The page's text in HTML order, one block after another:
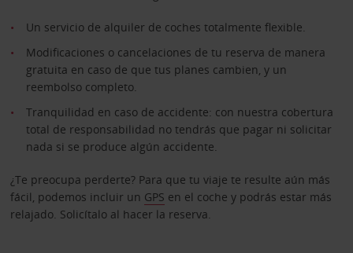
Un servicio de alquiler de coches totalmente flexible.
Modificaciones o cancelaciones de tu reserva de manera
gratuita en caso de que tus planes cambien, y un
reembolso completo.
Tranquilidad en caso de accidente: con nuestra cobertura
total de responsabilidad no tendrás que pagar ni solicitar
nada si se produce algún accidente.
¿Te preocupa perderte? Para que tu viaje te resulte aún más
fácil, podemos incluir un GPS en el coche y podrás estar más
relajado. Solicítalo al hacer la reserva.